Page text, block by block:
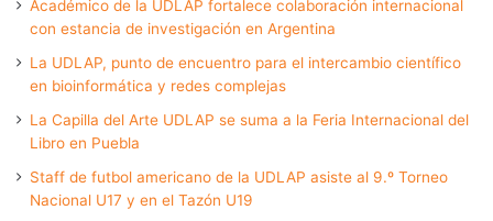
Académico de la UDLAP fortalece colaboración internacional
con estancia de investigación en Argentina
La UDLAP, punto de encuentro para el intercambio científico
en bioinformática y redes complejas
La Capilla del Arte UDLAP se suma a la Feria Internacional del
Libro en Puebla
Staff de futbol americano de la UDLAP asiste al 9.º Torneo
Nacional U17 y en el Tazón U19